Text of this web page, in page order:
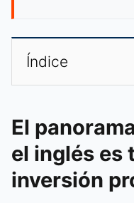
Índice
El
el inglés es
inversión